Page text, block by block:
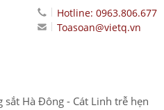
Hotline: 0963.806.677
Toasoan@vietq.vn
sắt Hà Đông - Cát Linh trễ hẹn